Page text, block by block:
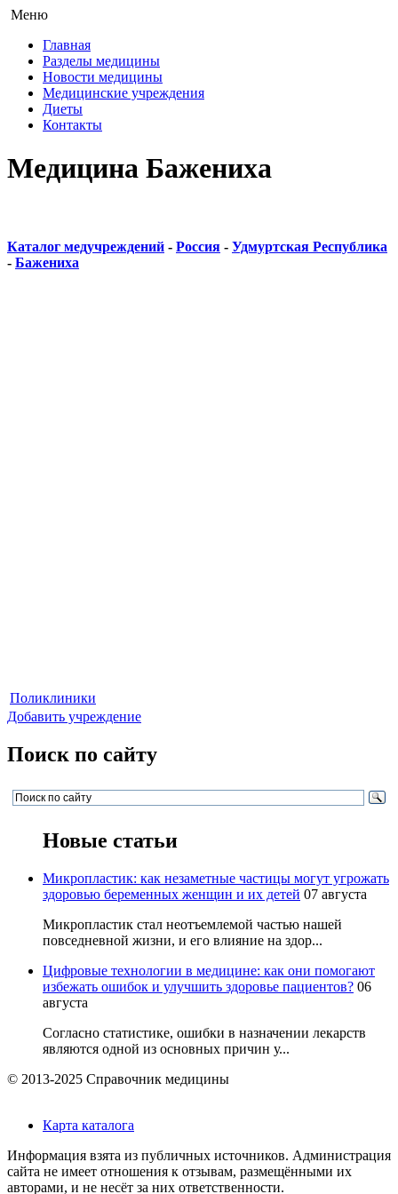
Меню
Главная
Разделы медицины
Новости медицины
Медицинские учреждения
Диеты
Контакты
Медицина Бажениха
Каталог медучреждений - Россия - Удмуртская Республика
- Бажениха
Поликлиники
Добавить учреждение
Поиск по сайту
Новые статьи
Микропластик: как незаметные частицы могут угрожать
здоровью беременных женщин и их детей 07 августа
Микропластик стал неотъемлемой частью нашей
повседневной жизни, и его влияние на здор...
Цифровые технологии в медицине: как они помогают
избежать ошибок и улучшить здоровье пациентов? 06
августа
Согласно статистике, ошибки в назначении лекарств
являются одной из основных причин у...
© 2013-2025 Справочник медицины
Карта каталога
Информация взята из публичных источников. Администрация
сайта не имеет отношения к отзывам, размещёнными их
авторами, и не несёт за них ответственности.